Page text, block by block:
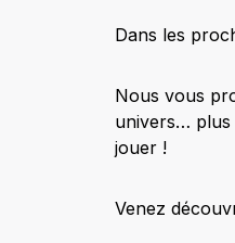
Dans les
Nous vous
univers… plus
jouer !
Venez